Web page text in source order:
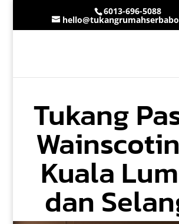
6013-696-5088
Tukang
Kuala
dan